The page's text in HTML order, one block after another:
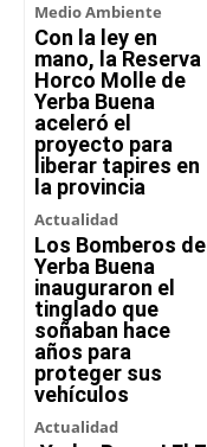
Medio Ambiente
Con la ley en
mano, la Reserva
Horco Molle de
Yerba Buena
aceleró el
proyecto para
liberar tapires en
la provincia
Actualidad
Los Bomberos de
Yerba Buena
inauguraron el
tinglado que
soñaban hace
años para
proteger sus
vehículos
Actualidad